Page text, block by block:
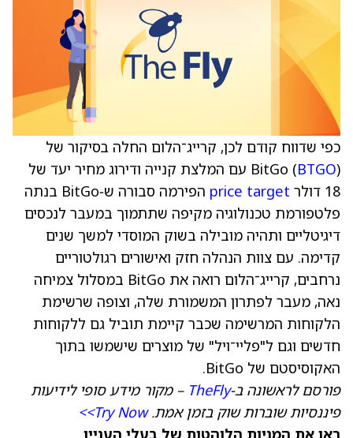
כפי שדווח קודם לכן, קרייג־הלום החלה בסיקור של
BitGo (BTGO
) עם המלצת קנייה ודירוג מחיר יעד של
18 דולר
price target
הפירמה סבורה ש‑BitGo בנתה
פלטפורמת טכנולוגיה מקיפה שתתמוך במעבר לנכסים
דיגיטליים ותהיה מובילה בשוק המוסדי למשך שנים
קדימה. עם צוות הנהלה חזק ואישורים רגולטוריים
נרחבים, קרייג־הלום רואה את BitGo במסלול צמיחה
נאה, מעבר לפתרון המשמורת שלה, וצופה שרשימת
הלקוחות המרשימה שכבר קיימת תוביל גם ללקוחות
חדשים וגם ל"פליי־ויל" של מוצרים שישמשו בתוך
האקוסיסטם של BitGo.
פורסם לראשונה ב‑TheFly – מקור מידע סופי לידיעות
פיננסיות שוברות שוק בזמן אמת.Try Now>>